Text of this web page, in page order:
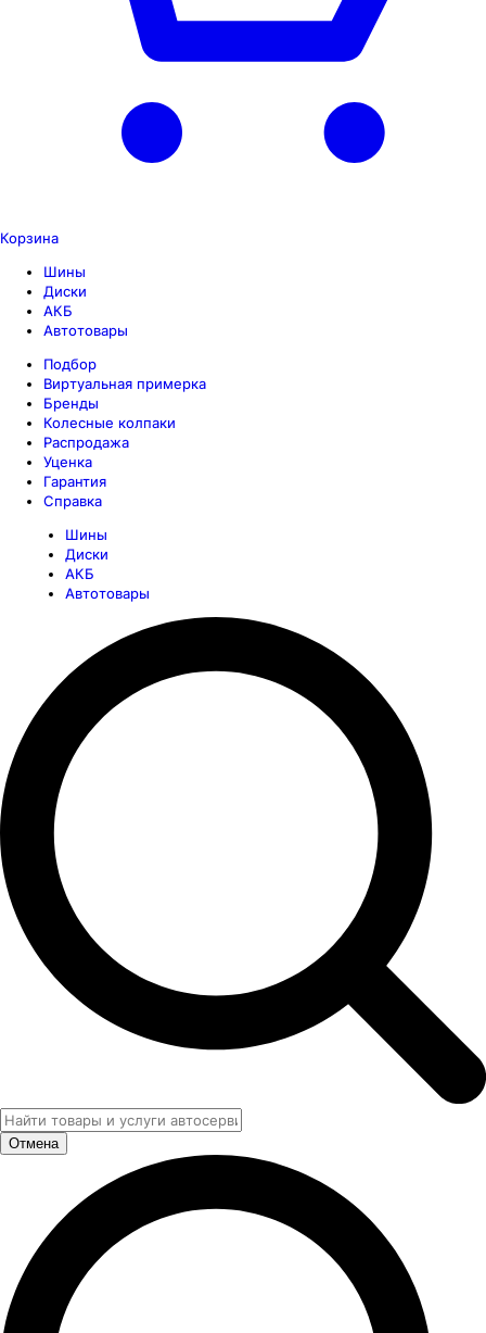
Корзина
Шины
Диски
АКБ
Автотовары
Подбор
Виртуальная примерка
Бренды
Колесные колпаки
Распродажа
Уценка
Гарантия
Справка
Шины
Диски
АКБ
Автотовары
Отмена